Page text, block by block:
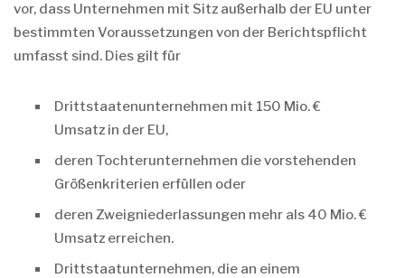
vor, dass Unternehmen mit Sitz außerhalb der EU unter
bestimmten Voraussetzungen von der Berichtspflicht
umfasst sind. Dies gilt für
Drittstaatenunternehmen mit 150 Mio. €
Umsatz in der EU,
deren Tochterunternehmen die vorstehenden
Größenkriterien erfüllen oder
deren Zweigniederlassungen mehr als 40 Mio. €
Umsatz erreichen.
Drittstaatunternehmen, die an einem